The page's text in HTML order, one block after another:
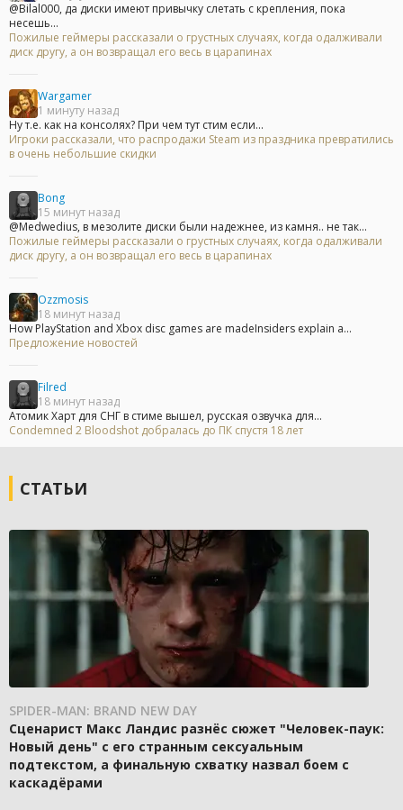
@Bilal000, да диски имеют привычку слетать с крепления, пока
несешь...
Пожилые геймеры рассказали о грустных случаях, когда одалживали
диск другу, а он возвращал его весь в царапинах
Wargamer
1 минуту назад
Ну т.е. как на консолях? При чем тут стим если...
Игроки рассказали, что распродажи Steam из праздника превратились
в очень небольшие скидки
Bong
15 минут назад
@Medwedius, в мезолите диски были надежнее, из камня.. не так...
Пожилые геймеры рассказали о грустных случаях, когда одалживали
диск другу, а он возвращал его весь в царапинах
Ozzmosis
18 минут назад
How PlayStation and Xbox disc games are madeInsiders explain a...
Предложение новостей
Filred
18 минут назад
Атомик Харт для СНГ в стиме вышел, русская озвучка для...
Condemned 2 Bloodshot добралась до ПК спустя 18 лет
СТАТЬИ
SPIDER-MAN: BRAND NEW DAY
Сценарист Макс Ландис разнёс сюжет "Человек-паук:
Новый день" с его странным сексуальным
подтекстом, а финальную схватку назвал боем с
каскадёрами